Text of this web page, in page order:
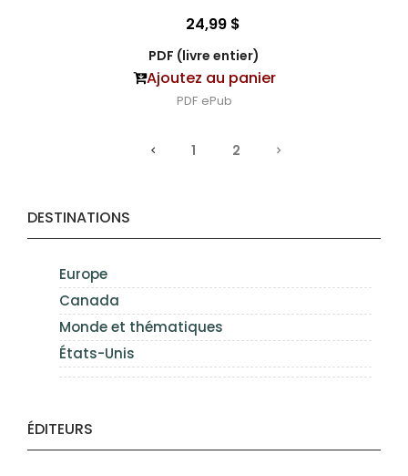
DESTINATIONS
Europe
Canada
Monde et thématiques
États-Unis
ÉDITEURS
24,99 $
PDF (livre entier)
Ajoutez au panier
PDF ePub
1 2